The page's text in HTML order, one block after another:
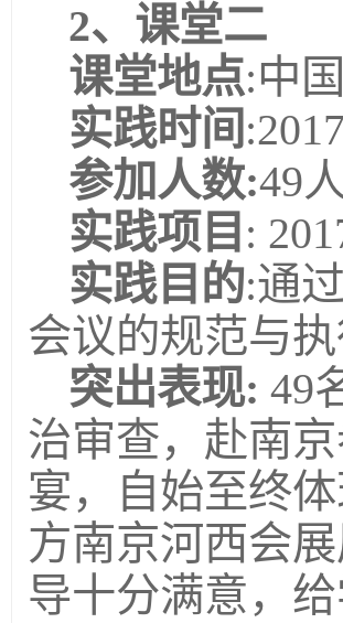
2、 课堂二
课堂地点:中
实践时间
参加人数:49
实践项目 :
实践目的:通
会议的规范与
突出表现: 49
治审查，赴南
宴，自始至终
方南京河西会
导十分满意，